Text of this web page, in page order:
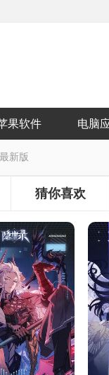
果软件 电脑
新版
猜你喜欢